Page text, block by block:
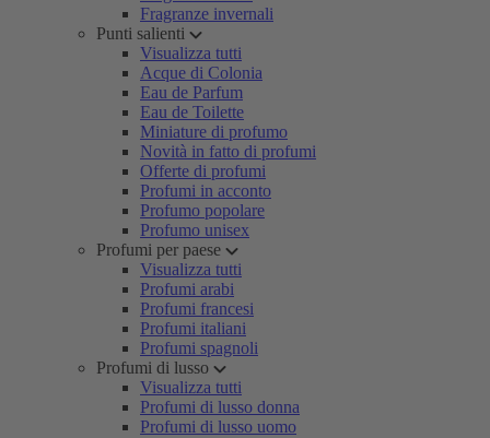
Fragranze invernali
Punti salienti
Visualizza tutti
Acque di Colonia
Eau de Parfum
Eau de Toilette
Miniature di profumo
Novità in fatto di profumi
Offerte di profumi
Profumi in acconto
Profumo popolare
Profumo unisex
Profumi per paese
Visualizza tutti
Profumi arabi
Profumi francesi
Profumi italiani
Profumi spagnoli
Profumi di lusso
Visualizza tutti
Profumi di lusso donna
Profumi di lusso uomo